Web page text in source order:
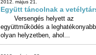
2012. február 23.
Márciusban 2 éves a